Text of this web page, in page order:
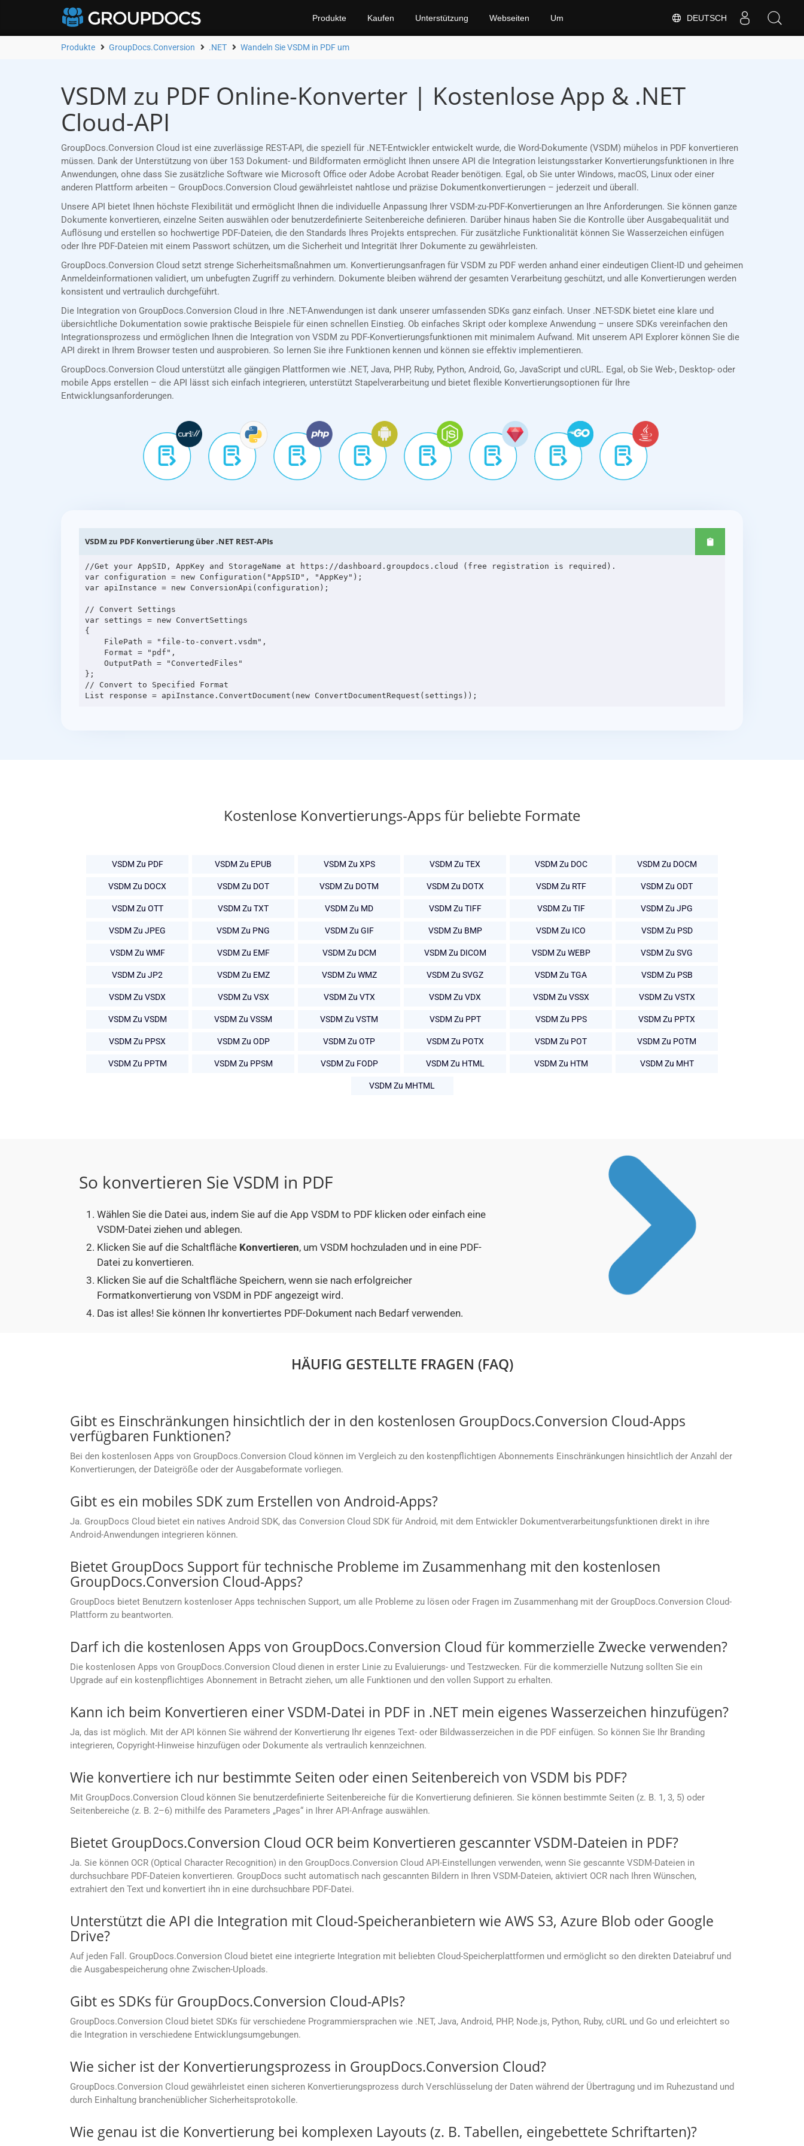
DEUTSCH
Produkte Kaufen Unterstützung Webseiten Um
Produkte GroupDocs.Conversion .NET Wandeln Sie VSDM in PDF um
VSDM zu PDF Online-Konverter | Kostenlose App & .NET
Cloud-API
GroupDocs.Conversion Cloud ist eine zuverlässige REST-API, die speziell für .NET-Entwickler entwickelt wurde, die Word-Dokumente (VSDM) mühelos in PDF konvertieren
müssen. Dank der Unterstützung von über 153 Dokument- und Bildformaten ermöglicht Ihnen unsere API die Integration leistungsstarker Konvertierungsfunktionen in Ihre
Anwendungen, ohne dass Sie zusätzliche Software wie Microsoft Office oder Adobe Acrobat Reader benötigen. Egal, ob Sie unter Windows, macOS, Linux oder einer
anderen Plattform arbeiten – GroupDocs.Conversion Cloud gewährleistet nahtlose und präzise Dokumentkonvertierungen – jederzeit und überall.
Unsere API bietet Ihnen höchste Flexibilität und ermöglicht Ihnen die individuelle Anpassung Ihrer VSDM-zu-PDF-Konvertierungen an Ihre Anforderungen. Sie können ganze
Dokumente konvertieren, einzelne Seiten auswählen oder benutzerdefinierte Seitenbereiche definieren. Darüber hinaus haben Sie die Kontrolle über Ausgabequalität und
Auflösung und erstellen so hochwertige PDF-Dateien, die den Standards Ihres Projekts entsprechen. Für zusätzliche Funktionalität können Sie Wasserzeichen einfügen
oder Ihre PDF-Dateien mit einem Passwort schützen, um die Sicherheit und Integrität Ihrer Dokumente zu gewährleisten.
GroupDocs.Conversion Cloud setzt strenge Sicherheitsmaßnahmen um. Konvertierungsanfragen für VSDM zu PDF werden anhand einer eindeutigen Client-ID und geheimen
Anmeldeinformationen validiert, um unbefugten Zugriff zu verhindern. Dokumente bleiben während der gesamten Verarbeitung geschützt, und alle Konvertierungen werden
konsistent und vertraulich durchgeführt.
Die Integration von GroupDocs.Conversion Cloud in Ihre .NET-Anwendungen ist dank unserer umfassenden SDKs ganz einfach. Unser .NET-SDK bietet eine klare und
übersichtliche Dokumentation sowie praktische Beispiele für einen schnellen Einstieg. Ob einfaches Skript oder komplexe Anwendung – unsere SDKs vereinfachen den
Integrationsprozess und ermöglichen Ihnen die Integration von VSDM zu PDF-Konvertierungsfunktionen mit minimalem Aufwand. Mit unserem API Explorer können Sie die
API direkt in Ihrem Browser testen und ausprobieren. So lernen Sie ihre Funktionen kennen und können sie effektiv implementieren.
GroupDocs.Conversion Cloud unterstützt alle gängigen Plattformen wie .NET, Java, PHP, Ruby, Python, Android, Go, JavaScript und cURL. Egal, ob Sie Web-, Desktop- oder
mobile Apps erstellen – die API lässt sich einfach integrieren, unterstützt Stapelverarbeitung und bietet flexible Konvertierungsoptionen für Ihre
Entwicklungsanforderungen.
VSDM zu PDF Konvertierung über .NET REST-APIs
//Get your AppSID, AppKey and StorageName at https://dashboard.groupdocs.cloud (free registration is required).
var configuration = new Configuration("AppSID", "AppKey");
var apiInstance = new ConversionApi(configuration);
// Convert Settings
var settings = new ConvertSettings
{
};
// Convert to Specified Format
Kostenlose Konvertierungs-Apps für beliebte Formate
VSDM Zu PDF VSDM Zu EPUB VSDM Zu XPS VSDM Zu TEX VSDM Zu DOC VSDM Zu DOCM
VSDM Zu DOCX VSDM Zu DOT VSDM Zu DOTM VSDM Zu DOTX VSDM Zu RTF VSDM Zu ODT
VSDM Zu OTT VSDM Zu TXT VSDM Zu MD VSDM Zu TIFF VSDM Zu TIF VSDM Zu JPG
VSDM Zu JPEG VSDM Zu PNG VSDM Zu GIF VSDM Zu BMP VSDM Zu ICO VSDM Zu PSD
VSDM Zu WMF VSDM Zu EMF VSDM Zu DCM VSDM Zu DICOM VSDM Zu WEBP VSDM Zu SVG
VSDM Zu JP2 VSDM Zu EMZ VSDM Zu WMZ VSDM Zu SVGZ VSDM Zu TGA VSDM Zu PSB
VSDM Zu VSDX VSDM Zu VSX VSDM Zu VTX VSDM Zu VDX VSDM Zu VSSX VSDM Zu VSTX
VSDM Zu VSDM VSDM Zu VSSM VSDM Zu VSTM VSDM Zu PPT VSDM Zu PPS VSDM Zu PPTX
VSDM Zu PPSX VSDM Zu ODP VSDM Zu OTP VSDM Zu POTX VSDM Zu POT VSDM Zu POTM
VSDM Zu PPTM VSDM Zu PPSM VSDM Zu FODP VSDM Zu HTML VSDM Zu HTM VSDM Zu MHT
VSDM Zu MHTML
So konvertieren Sie VSDM in PDF
Wählen Sie die Datei aus, indem Sie auf die App VSDM to PDF klicken oder einfach eine
VSDM-Datei ziehen und ablegen.
Klicken Sie auf die Schaltfläche Konvertieren, um VSDM hochzuladen und in eine PDF-
Datei zu konvertieren.
Klicken Sie auf die Schaltfläche Speichern, wenn sie nach erfolgreicher
Formatkonvertierung von VSDM in PDF angezeigt wird.
Das ist alles! Sie können Ihr konvertiertes PDF-Dokument nach Bedarf verwenden.
HÄUFIG GESTELLTE FRAGEN (FAQ)
Gibt es Einschränkungen hinsichtlich der in den kostenlosen GroupDocs.Conversion Cloud-Apps
verfügbaren Funktionen?
Bei den kostenlosen Apps von GroupDocs.Conversion Cloud können im Vergleich zu den kostenpflichtigen Abonnements Einschränkungen hinsichtlich der Anzahl der
Konvertierungen, der Dateigröße oder der Ausgabeformate vorliegen.
Gibt es ein mobiles SDK zum Erstellen von Android-Apps?
Ja. GroupDocs Cloud bietet ein natives Android SDK, das Conversion Cloud SDK für Android, mit dem Entwickler Dokumentverarbeitungsfunktionen direkt in ihre
Android-Anwendungen integrieren können.
Bietet GroupDocs Support für technische Probleme im Zusammenhang mit den kostenlosen
GroupDocs.Conversion Cloud-Apps?
GroupDocs bietet Benutzern kostenloser Apps technischen Support, um alle Probleme zu lösen oder Fragen im Zusammenhang mit der GroupDocs.Conversion Cloud-
Plattform zu beantworten.
Darf ich die kostenlosen Apps von GroupDocs.Conversion Cloud für kommerzielle Zwecke verwenden?
Die kostenlosen Apps von GroupDocs.Conversion Cloud dienen in erster Linie zu Evaluierungs- und Testzwecken. Für die kommerzielle Nutzung sollten Sie ein
Upgrade auf ein kostenpflichtiges Abonnement in Betracht ziehen, um alle Funktionen und den vollen Support zu erhalten.
Kann ich beim Konvertieren einer VSDM-Datei in PDF in .NET mein eigenes Wasserzeichen hinzufügen?
Ja, das ist möglich. Mit der API können Sie während der Konvertierung Ihr eigenes Text- oder Bildwasserzeichen in die PDF einfügen. So können Sie Ihr Branding
integrieren, Copyright-Hinweise hinzufügen oder Dokumente als vertraulich kennzeichnen.
Wie konvertiere ich nur bestimmte Seiten oder einen Seitenbereich von VSDM bis PDF?
Mit GroupDocs.Conversion Cloud können Sie benutzerdefinierte Seitenbereiche für die Konvertierung definieren. Sie können bestimmte Seiten (z. B. 1, 3, 5) oder
Seitenbereiche (z. B. 2–6) mithilfe des Parameters „Pages“ in Ihrer API-Anfrage auswählen.
Bietet GroupDocs.Conversion Cloud OCR beim Konvertieren gescannter VSDM-Dateien in PDF?
Ja. Sie können OCR (Optical Character Recognition) in den GroupDocs.Conversion Cloud API-Einstellungen verwenden, wenn Sie gescannte VSDM-Dateien in
durchsuchbare PDF-Dateien konvertieren. GroupDocs sucht automatisch nach gescannten Bildern in Ihren VSDM-Dateien, aktiviert OCR nach Ihren Wünschen,
extrahiert den Text und konvertiert ihn in eine durchsuchbare PDF-Datei.
Unterstützt die API die Integration mit Cloud-Speicheranbietern wie AWS S3, Azure Blob oder Google
Drive?
Auf jeden Fall. GroupDocs.Conversion Cloud bietet eine integrierte Integration mit beliebten Cloud-Speicherplattformen und ermöglicht so den direkten Dateiabruf und
die Ausgabespeicherung ohne Zwischen-Uploads.
Gibt es SDKs für GroupDocs.Conversion Cloud-APIs?
GroupDocs.Conversion Cloud bietet SDKs für verschiedene Programmiersprachen wie .NET, Java, Android, PHP, Node.js, Python, Ruby, cURL und Go und erleichtert so
die Integration in verschiedene Entwicklungsumgebungen.
Wie sicher ist der Konvertierungsprozess in GroupDocs.Conversion Cloud?
GroupDocs.Conversion Cloud gewährleistet einen sicheren Konvertierungsprozess durch Verschlüsselung der Daten während der Übertragung und im Ruhezustand und
durch Einhaltung branchenüblicher Sicherheitsprotokolle.
Wie genau ist die Konvertierung bei komplexen Layouts (z. B. Tabellen, eingebettete Schriftarten)?